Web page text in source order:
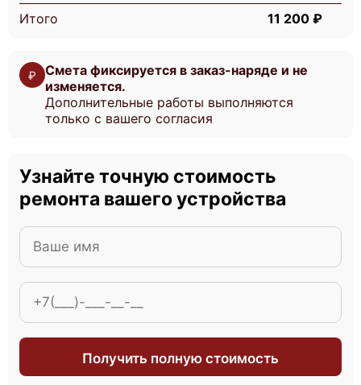
Итого 11 200 ₽
₽
Смета фиксируется в заказ-наряде и не
изменяется.
Дополнительные работы выполняются
только с вашего согласия
Узнайте точную стоимость
ремонта вашего устройства
Получить полную стоимость